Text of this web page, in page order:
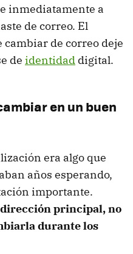
inmediatamente a
de correo. El
cambiar de correo deje
de identidad digital.
en un buen
era algo que
años esperando,
importante.
principal, no
durante los